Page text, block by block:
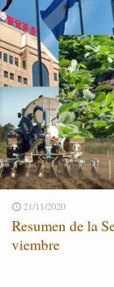
21/11/2020
Re­su­men de la
viem­bre